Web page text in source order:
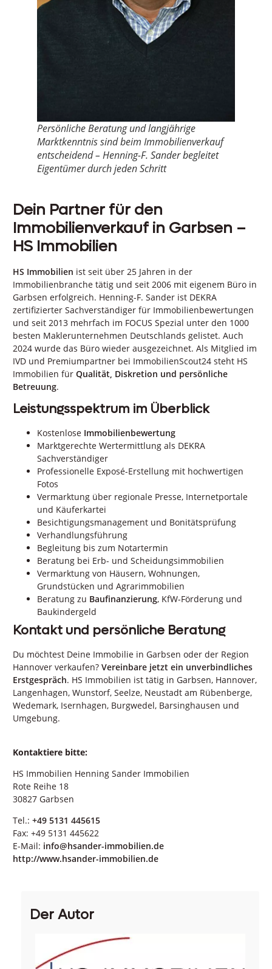
Persönliche Beratung und langjährige
Marktkenntnis sind beim Immobilienverkauf
entscheidend – Henning-F. Sander begleitet
Eigentümer durch jeden Schritt
Dein Partner für den
Immobilienverkauf in Garbsen –
HS Immobilien
HS Immobilien ist seit über 25 Jahren in der
Immobilienbranche tätig und seit 2006 mit eigenem Büro in
Garbsen erfolgreich. Henning-F. Sander ist DEKRA
zertifizierter Sachverständiger für Immobilienbewertungen
und seit 2013 mehrfach im FOCUS Spezial unter den 1000
besten Maklerunternehmen Deutschlands gelistet. Auch
2024 wurde das Büro wieder ausgezeichnet. Als Mitglied im
IVD und Premiumpartner bei ImmobilienScout24 steht HS
Immobilien für Qualität, Diskretion und persönliche
Betreuung.
Leistungsspektrum im Überblick
Kostenlose Immobilienbewertung
Marktgerechte Wertermittlung als DEKRA
Sachverständiger
Professionelle Exposé-Erstellung mit hochwertigen
Fotos
Vermarktung über regionale Presse, Internetportale
und Käuferkartei
Besichtigungsmanagement und Bonitätsprüfung
Verhandlungsführung
Begleitung bis zum Notartermin
Beratung bei Erb- und Scheidungsimmobilien
Vermarktung von Häusern, Wohnungen,
Grundstücken und Agrarimmobilien
Beratung zu Baufinanzierung, KfW-Förderung und
Baukindergeld
Kontakt und persönliche Beratung
Du möchtest Deine Immobilie in Garbsen oder der Region
Hannover verkaufen? Vereinbare jetzt ein unverbindliches
Erstgespräch. HS Immobilien ist tätig in Garbsen, Hannover,
Langenhagen, Wunstorf, Seelze, Neustadt am Rübenberge,
Wedemark, Isernhagen, Burgwedel, Barsinghausen und
Umgebung.
Kontaktiere bitte:
HS Immobilien Henning Sander Immobilien
Rote Reihe 18
30827 Garbsen
Tel.: +49 5131 445615
Fax: +49 5131 445622
E-Mail: info@hsander-immobilien.de
http://www.hsander-immobilien.de
Der Autor